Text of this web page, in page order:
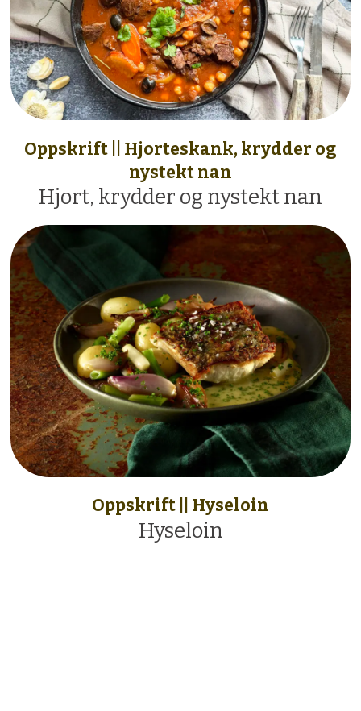
Oppskrift || Hjorteskank, krydder og
nystekt nan
Hjort, krydder og nystekt nan
Oppskrift || Hyseloin
Hyseloin